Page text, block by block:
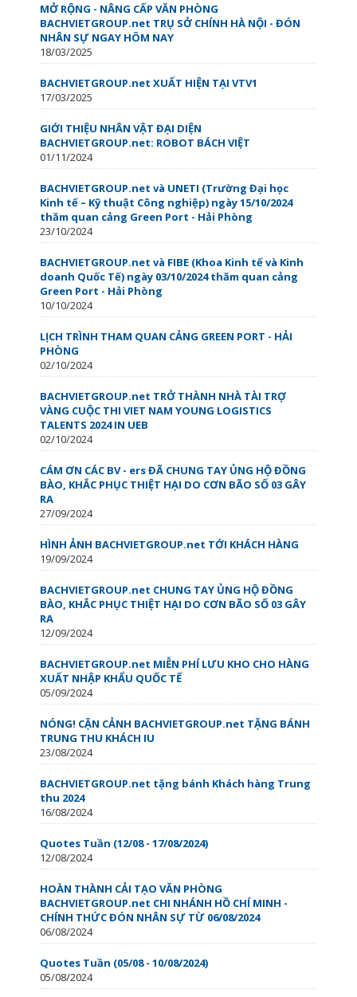
MỞ RỘNG - NÂNG CẤP VĂN PHÒNG
BACHVIETGROUP.net TRỤ SỞ CHÍNH HÀ NỘI - ĐÓN
NHÂN SỰ NGAY HÔM NAY
18/03/2025
BACHVIETGROUP.net XUẤT HIỆN TẠI VTV1
17/03/2025
GIỚI THIỆU NHÂN VẬT ĐẠI DIỆN
BACHVIETGROUP.net: ROBOT BÁCH VIỆT
01/11/2024
BACHVIETGROUP.net và UNETI (Trường Đại học
Kinh tế – Kỹ thuật Công nghiệp) ngày 15/10/2024
thăm quan cảng Green Port - Hải Phòng
23/10/2024
BACHVIETGROUP.net và FIBE (Khoa Kinh tế và Kinh
doanh Quốc Tế) ngày 03/10/2024 thăm quan cảng
Green Port - Hải Phòng
10/10/2024
LỊCH TRÌNH THAM QUAN CẢNG GREEN PORT - HẢI
PHÒNG
02/10/2024
BACHVIETGROUP.net TRỞ THÀNH NHÀ TÀI TRỢ
VÀNG CUỘC THI VIET NAM YOUNG LOGISTICS
TALENTS 2024 IN UEB
02/10/2024
CÁM ƠN CÁC BV - ers ĐÃ CHUNG TAY ỦNG HỘ ĐỒNG
BÀO, KHẮC PHỤC THIỆT HẠI DO CƠN BÃO SỐ 03 GÂY
RA
27/09/2024
HÌNH ẢNH BACHVIETGROUP.net TỚI KHÁCH HÀNG
19/09/2024
BACHVIETGROUP.net CHUNG TAY ỦNG HỘ ĐỒNG
BÀO, KHẮC PHỤC THIỆT HẠI DO CƠN BÃO SỐ 03 GÂY
RA
12/09/2024
BACHVIETGROUP.net MIỄN PHÍ LƯU KHO CHO HÀNG
XUẤT NHẬP KHẨU QUỐC TẾ
05/09/2024
NÓNG! CẬN CẢNH BACHVIETGROUP.net TẶNG BÁNH
TRUNG THU KHÁCH IU
23/08/2024
BACHVIETGROUP.net tặng bánh Khách hàng Trung
thu 2024
16/08/2024
Quotes Tuần (12/08 - 17/08/2024)
12/08/2024
HOÀN THÀNH CẢI TẠO VĂN PHÒNG
BACHVIETGROUP.net CHI NHÁNH HỒ CHÍ MINH -
CHÍNH THỨC ĐÓN NHÂN SỰ TỪ 06/08/2024
06/08/2024
Quotes Tuần (05/08 - 10/08/2024)
05/08/2024